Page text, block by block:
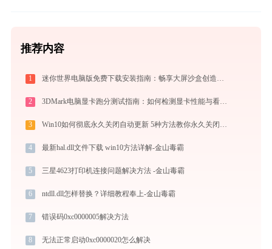
推荐内容
1 迷你世界电脑版免费下载安装指南：畅享大屏沙盒创造与联机乐趣
2 3DMark电脑显卡跑分测试指南：如何检测显卡性能与看懂测试分数
3 Win10如何彻底永久关闭自动更新 5种方法教你永久关闭win10自动更新
4 最新hal.dll文件下载 win10方法详解-金山毒霸
5 三星4623打印机连接问题解决方法 -金山毒霸
6 ntdll.dll怎样替换？详细教程奉上-金山毒霸
7 错误码0xc0000005解决方法
8 无法正常启动0xc0000020怎么解决